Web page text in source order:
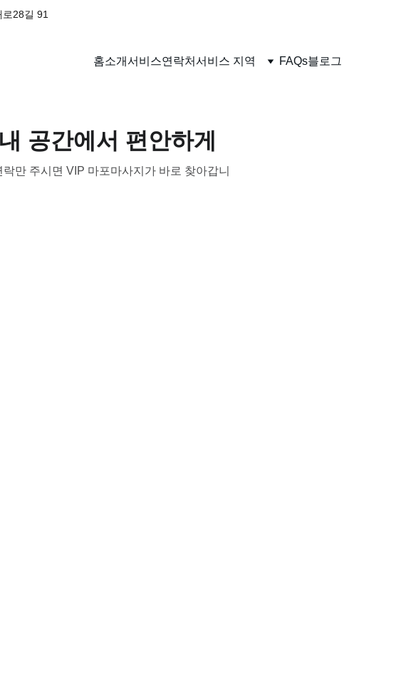
28길 91
홈소개서비스연락처서비스 지역 FAQs블로그
공간에서 편안하게
만 주시면 VIP 마포마사지가 바로 찾아갑니